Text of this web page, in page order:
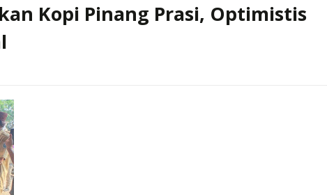
Kopi Pinang Prasi, Optimistis